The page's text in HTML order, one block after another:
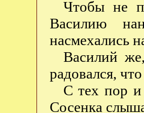
Чтобы не
Василию
насмехались
Василий
радовался,
С тех пор и
Сосенка